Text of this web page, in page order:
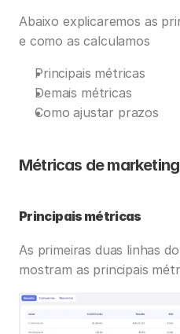
Abaixo explicaremos as
e como as calculamos
Principais métricas
Demais métricas
Como ajustar prazos
Métricas de marketing
Principais métricas
As primeiras duas linhas
mostram as principais